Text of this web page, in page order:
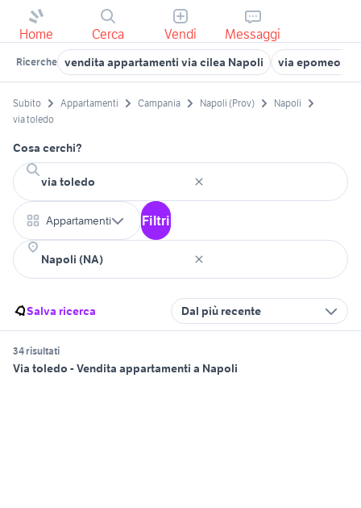
Home Cerca Vendi Messaggi
Ricerche vendita appartamenti via cilea Napoli via epomeo
Subito Appartamenti Campania Napoli (Prov)
Napoli
via toledo
Cosa cerchi?
Appartamenti Filtri
Salva ricerca Dal più recente
34 risultati
Via toledo - Vendita appartamenti a Napoli